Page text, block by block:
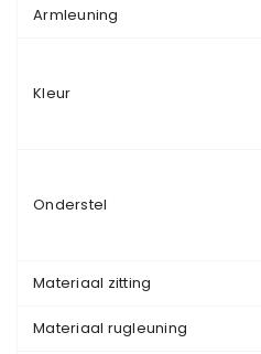
Armleuning
Kleur
Onderstel
Materiaal zitting
Materiaal rugleuning